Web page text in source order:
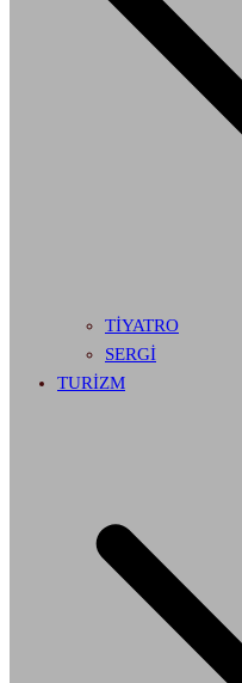
TİYATRO
SERGİ
TURİZM